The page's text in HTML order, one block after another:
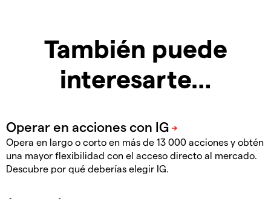
También puede
interesarte…
Opera en largo o corto en más de 13 000 acciones y obtén
una mayor flexibilidad con el acceso directo al mercado.
Descubre por qué deberías elegir IG.